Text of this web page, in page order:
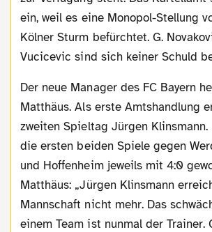
ein, weil es eine Monopol-Stellung
Kölner Sturm befürchtet. G.
Vucicevic sind sich keiner Schuld
Der neue Manager des FC Bayern heißt: Lothar
Matthäus. Als erste Amtshandlung
zweiten Spieltag Jürgen
die ersten beiden Spiele gegen
und Hoffenheim jeweils mit 4:0
Matthäus: „Jürgen Klinsmann
Mannschaft nicht mehr. Das
einem Team ist nunmal der Trainer.